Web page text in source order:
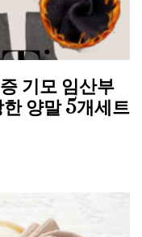
기모 임산부
양말 5개세트